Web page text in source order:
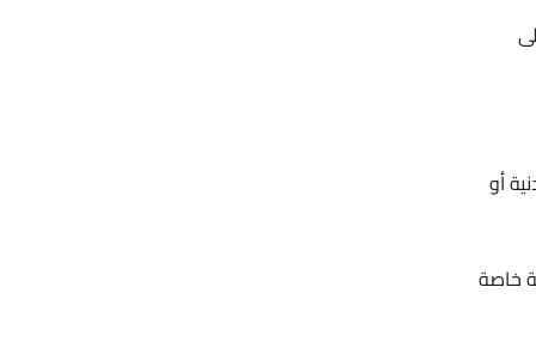
أو
خاصة